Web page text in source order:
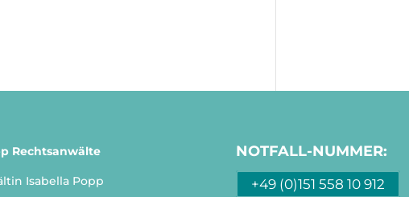
Rechtsanwälte
Isabella Popp
NOTFALL-NUMMER:
+49 (0)151 558 10 912